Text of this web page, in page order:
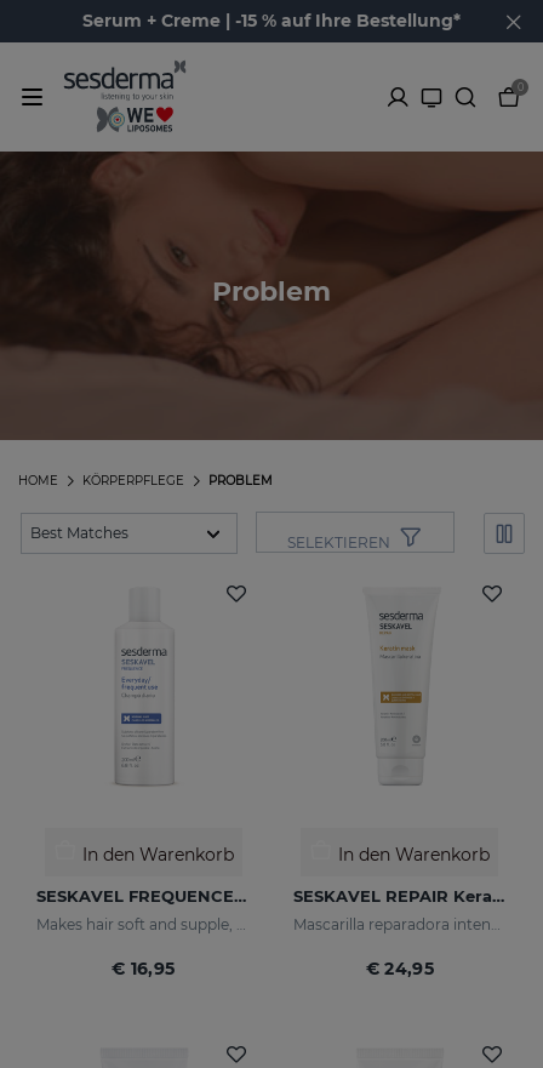
Serum + Creme | -15 % auf Ihre Bestellung*
0
Problem
PROBLEM
KÖRPERPFLEGE
HOME
SELEKTIEREN
In den Warenkorb
SESKAVEL FREQUENCE Frequenzshampoo
Makes hair soft and supple, protecting it from oxidative damage and external agents.
€ 16,95
In den Warenkorb
SESKAVEL REPAIR Keratin-Haarkur
Mascarilla reparadora intensiva que reconstruye, nutre el cabello y evita el encrespamiento.
€ 24,95